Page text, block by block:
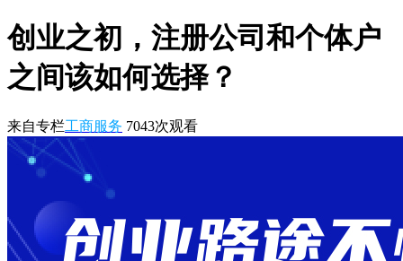
创业之初，注册公司和个体户
之间该如何选择？
来自专栏工商服务 7043次观看